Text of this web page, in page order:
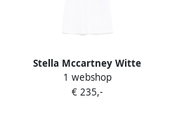
Stella Mccartney Witte
Mouwloze Racerback Top
White Dames
1 webshop
€ 235,-